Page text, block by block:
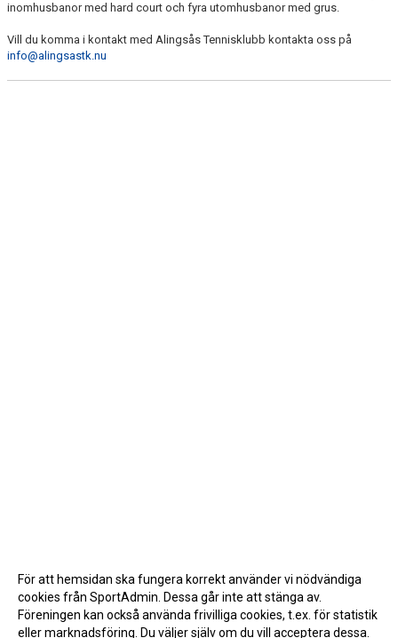
BILDGALLERI
SPONSRING
inomhusbanor med hard court och fyra utomhusbanor med grus.
Vill du komma i kontakt med Alingsås Tennisklubb kontakta oss på
info@alingsastk.nu
För att hemsidan ska fungera korrekt använder vi nödvändiga
cookies från SportAdmin. Dessa går inte att stänga av.
Föreningen kan också använda frivilliga cookies, t.ex. för statistik
eller marknadsföring. Du väljer själv om du vill acceptera dessa.